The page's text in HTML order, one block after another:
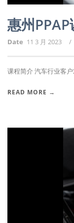
惠州
Date 11 3 月 2023 /
课程简介 汽车行业客
READ MORE →